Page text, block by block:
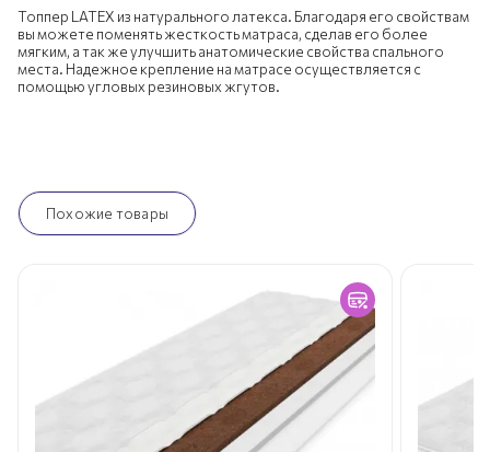
Топпер LATEX из натурального латекса. Благодаря его свойствам
вы можете поменять жесткость матраса, сделав его более
мягким, а так же улучшить анатомические свойства спального
места. Надежное крепление на матрасе осуществляется с
помощью угловых резиновых жгутов.
Похожие товары